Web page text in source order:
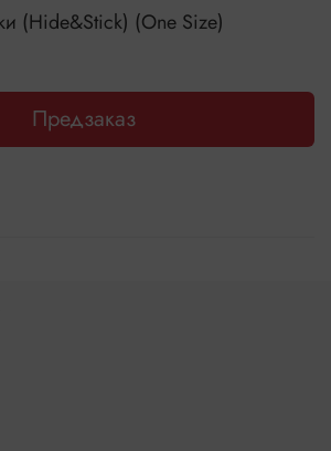
(Hide&Stick) (One Size)
Предзаказ